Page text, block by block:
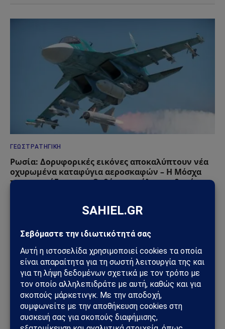
ΓΕΩΣΤΡΑΤΗΓΙΚΉ
Ρωσία: Δορυφορικές εικόνες αποκαλύπτουν νέα
οχυρωμένα καταφύγια αεροσκαφών – Η Μόσχα
προετοιμάζεται για βαθύτερο πόλεμο φθοράς